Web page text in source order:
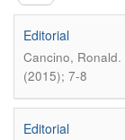
Editorial
Cancino, Ronald.
(2015); 7-8
Editorial